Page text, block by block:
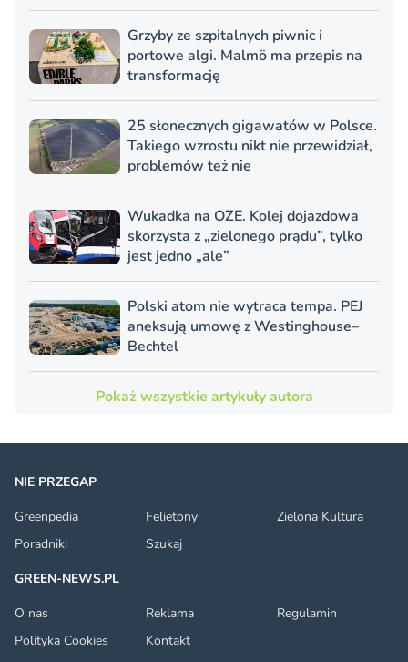
Grzyby ze szpitalnych piwnic i
portowe algi. Malmö ma przepis na
transformację
25 słonecznych gigawatów w Polsce.
Takiego wzrostu nikt nie przewidział,
problemów też nie
Wukadka na OZE. Kolej dojazdowa
skorzysta z „zielonego prądu”, tylko
jest jedno „ale”
Polski atom nie wytraca tempa. PEJ
aneksują umowę z Westinghouse–
Bechtel
Pokaż wszystkie artykuły autora
NIE PRZEGAP
Greenpedia
Felietony
Zielona Kultura
Poradniki
Szukaj
GREEN-NEWS.PL
O nas
Reklama
Regulamin
Polityka Cookies
Kontakt